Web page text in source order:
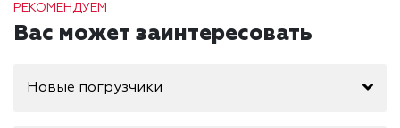
РЕКОМЕНДУЕМ
Вас может заинтересовать
Новые погрузчики